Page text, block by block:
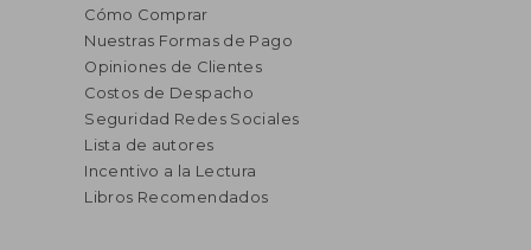
Cómo Comprar
Nuestras Formas de Pago
Opiniones de Clientes
Costos de Despacho
Seguridad Redes Sociales
Lista de autores
Incentivo a la Lectura
Libros Recomendados